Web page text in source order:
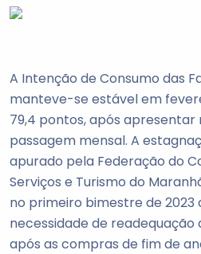
A Intenção de Consumo das
manteve-se estável em
79,4 pontos, após apresentar
passagem mensal. A
apurado pela Federação do
Serviços e Turismo do
no primeiro bimestre de 2023
necessidade de
após as compras de fim de